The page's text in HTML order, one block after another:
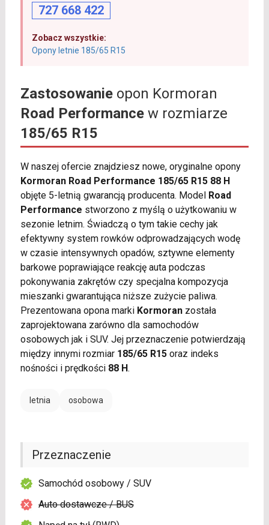
727 668 422
Zobacz wszystkie:
Opony letnie 185/65 R15
Zastosowanieopon Kormoran
Road Performancew rozmiarze
185/65 R15
W naszej ofercie znajdziesz nowe, oryginalne opony
Kormoran Road Performance 185/65 R15 88 H
objęte 5-letnią gwarancją producenta. Model Road
Performance stworzono z myślą o użytkowaniu w
sezonie letnim. Świadczą o tym takie cechy jak
efektywny system rowków odprowadzających wodę
w czasie intensywnych opadów, sztywne elementy
barkowe poprawiające reakcję auta podczas
pokonywania zakrętów czy specjalna kompozycja
mieszanki gwarantująca niższe zużycie paliwa.
Prezentowana opona marki Kormoranzostała
zaprojektowana zarówno dla samochodów
osobowych jak i SUV. Jej przeznaczenie potwierdzają
między innymi rozmiar 185/65 R15oraz indeks
nośności i prędkości 88 H.
letnia osobowa
Przeznaczenie
Samochód osobowy / SUV
Auto dostawcze / BUS